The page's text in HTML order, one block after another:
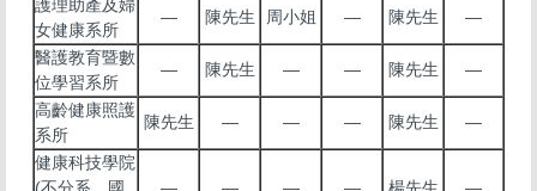
護理助產及婦
女健康系所
— 陳先生 周小姐 — 陳先生 —
醫護教育暨數
位學習系所
— 陳先生 — — 陳先生 —
高齡健康照護
系所
陳先生 — — — 陳先生 —
健康科技學院